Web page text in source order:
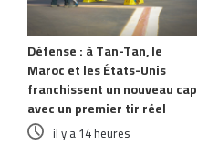
Défense : à Tan-Tan, le
Maroc et les États-Unis
franchissent un nouveau cap
avec un premier tir réel
il y a 14 heures